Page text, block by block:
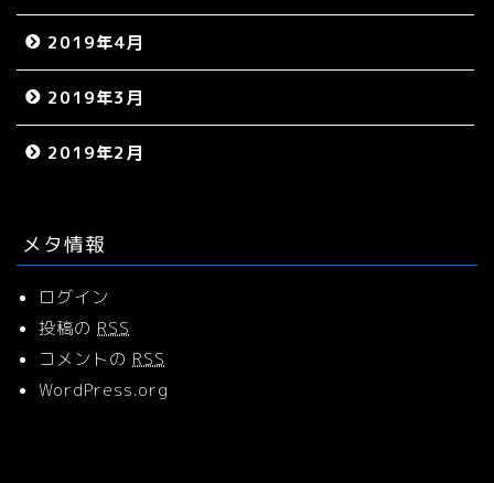
2019年4月
2019年3月
2019年2月
メタ情報
ログイン
投稿の RSS
コメントの RSS
WordPress.org